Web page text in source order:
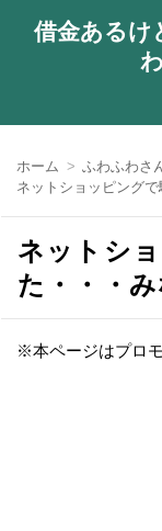
借金あるけ
ホーム
ふわふわさ
ネットショッピング
ネットシ
た・・・
※本ページはプロ